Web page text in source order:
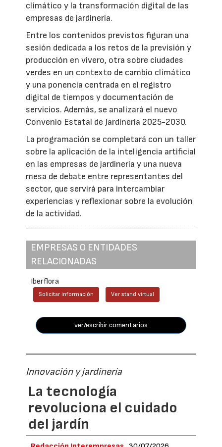
climático y la transformación digital de las
empresas de jardinería.
Entre los contenidos previstos figuran una
sesión dedicada a los retos de la previsión y
producción en vivero, otra sobre ciudades
verdes en un contexto de cambio climático
y una ponencia centrada en el registro
digital de tiempos y documentación de
servicios. Además, se analizará el nuevo
Convenio Estatal de Jardinería 2025-2030.
La programación se completará con un taller
sobre la aplicación de la inteligencia artificial
en las empresas de jardinería y una nueva
mesa de debate entre representantes del
sector, que servirá para intercambiar
experiencias y reflexionar sobre la evolución
de la actividad.
EMPRESAS O ENTIDADES
RELACIONADAS
Iberflora
Solicitar información Ver stand virtual
ver/escribir comentarios
Innovación y jardinería
La tecnología
revoluciona el cuidado
del jardín